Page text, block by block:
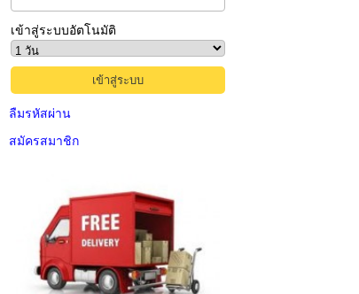
เข้าสู่ระบบอัตโนมัติ
ลืมรหัสผ่าน
สมัครสมาชิก